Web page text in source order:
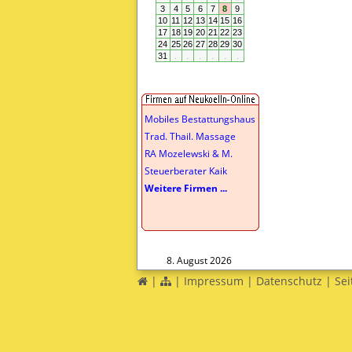
Mobiles Bestattungshaus
Trad. Thail. Massage
RA Mozelewski & M.
Steuerberater Kaik
Weitere Firmen ...
8. August 2026
| | Impressum | Datenschutz |